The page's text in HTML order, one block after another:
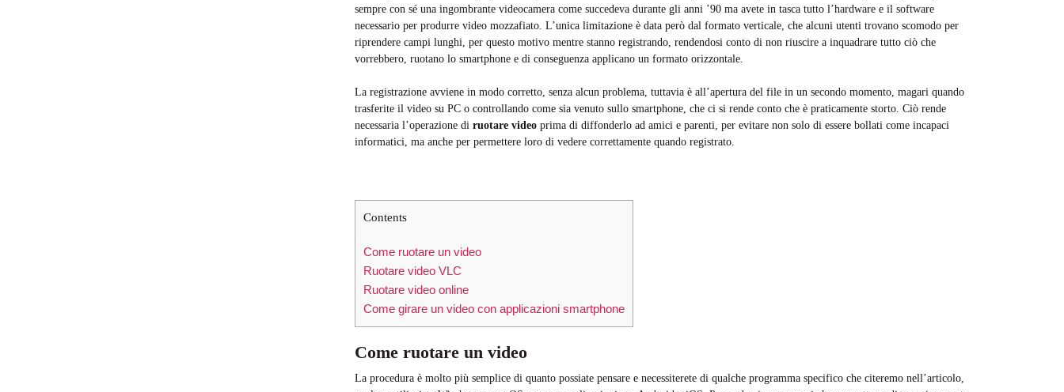
sempre con sé una ingombrante videocamera come succedeva durante gli anni ’90 ma avete in tasca tutto l’hardware e il software
necessario per produrre video mozzafiato. L’unica limitazione è data però dal formato verticale, che alcuni utenti trovano scomodo per
riprendere campi lunghi, per questo motivo mentre stanno registrando, rendendosi conto di non riuscire a inquadrare tutto ciò che
vorrebbero, ruotano lo smartphone e di conseguenza applicano un formato orizzontale.
La registrazione avviene in modo corretto, senza alcun problema, tuttavia è all’apertura del file in un secondo momento, magari quando
trasferite il video su PC o controllando come sia venuto sullo smartphone, che ci si rende conto che è praticamente storto. Ciò rende
necessaria l’operazione diruotare video prima di diffonderlo ad amici e parenti, per evitare non solo di essere bollati come incapaci
informatici, ma anche per permettere loro di vedere correttamente quando registrato.
Contents
Come ruotare un video
Ruotare video VLC
Ruotare video online
Come girare un video con applicazioni smartphone
Come ruotare un video
La procedura è molto più semplice di quanto possiate pensare e necessiterete di qualche programma specifico che citeremo nell’articolo,